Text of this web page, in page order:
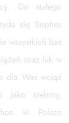
Do stałego
się Sophos
wszystkich baz
oraz luk w
dla Was wciąż
Jako srebrny,
w Polsce